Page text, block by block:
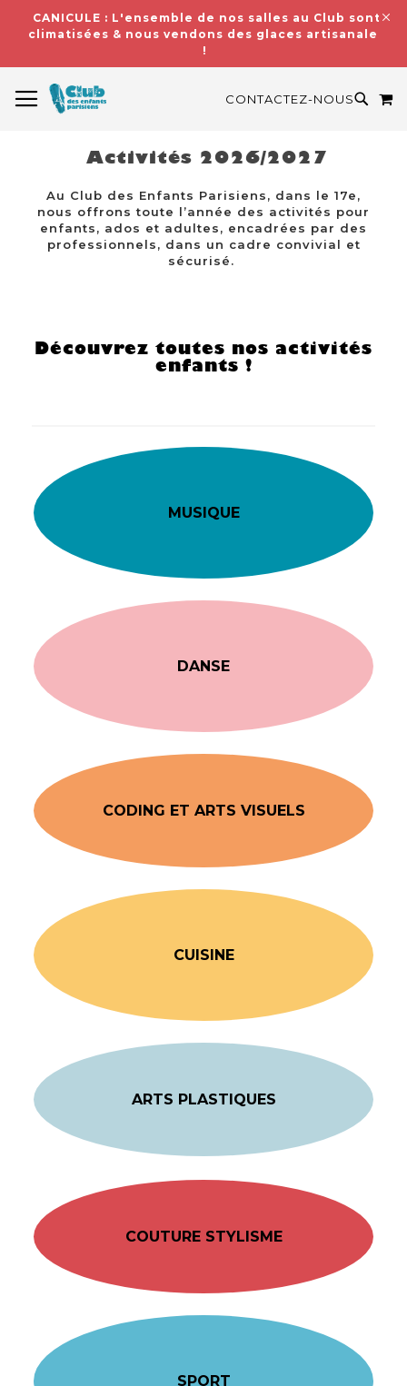
CANICULE : L'ensemble de nos salles au Club sont
climatisées & nous vendons des glaces artisanales
!
CONTACTEZ-NOUS
Activités 2026/2027
Au Club des Enfants Parisiens, dans le 17e,
nous offrons toute l’année des activités pour
enfants, ados et adultes, encadrées par des
professionnels, dans un cadre convivial et
sécurisé.
Découvrez toutes nos activités
enfants !
MUSIQUE
DANSE
CODING ET ARTS VISUELS
CUISINE
ARTS PLASTIQUES
COUTURE STYLISME
SPORT